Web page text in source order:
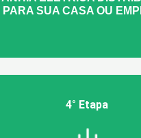
PARA SUA CASA OU
4° Etapa